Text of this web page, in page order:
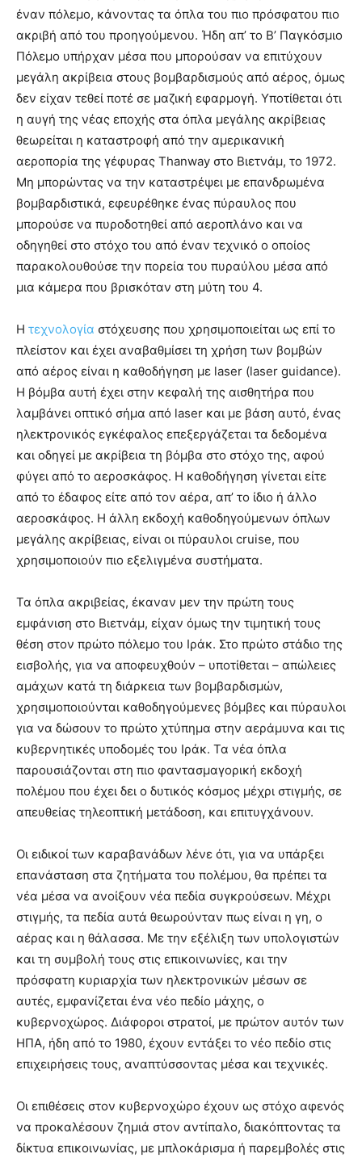
έναν πόλεμο, κάνοντας τα όπλα του πιο πρόσφατου πιο
ακριβή από του προηγούμενου. Ήδη απ’ το Β’ Παγκόσμιο
Πόλεμο υπήρχαν μέσα που μπορούσαν να επιτύχουν
μεγάλη ακρίβεια στους βομβαρδισμούς από αέρος, όμως
δεν είχαν τεθεί ποτέ σε μαζική εφαρμογή. Υποτίθεται ότι
η αυγή της νέας εποχής στα όπλα μεγάλης ακρίβειας
θεωρείται η καταστροφή από την αμερικανική
αεροπορία της γέφυρας Thanway στο Βιετνάμ, το 1972.
Μη μπορώντας να την καταστρέψει με επανδρωμένα
βομβαρδιστικά, εφευρέθηκε ένας πύραυλος που
μπορούσε να πυροδοτηθεί από αεροπλάνο και να
οδηγηθεί στο στόχο του από έναν τεχνικό ο οποίος
παρακολουθούσε την πορεία του πυραύλου μέσα από
μια κάμερα που βρισκόταν στη μύτη του 4.
Η τεχνολογία στόχευσης που χρησιμοποιείται ως επί το
πλείστον και έχει αναβαθμίσει τη χρήση των βομβών
από αέρος είναι η καθοδήγηση με laser (laser guidance).
Η βόμβα αυτή έχει στην κεφαλή της αισθητήρα που
λαμβάνει οπτικό σήμα από laser και με βάση αυτό, ένας
ηλεκτρονικός εγκέφαλος επεξεργάζεται τα δεδομένα
και οδηγεί με ακρίβεια τη βόμβα στο στόχο της, αφού
φύγει από το αεροσκάφος. Η καθοδήγηση γίνεται είτε
από το έδαφος είτε από τον αέρα, απ’ το ίδιο ή άλλο
αεροσκάφος. Η άλλη εκδοχή καθοδηγούμενων όπλων
μεγάλης ακρίβειας, είναι οι πύραυλοι cruise, που
χρησιμοποιούν πιο εξελιγμένα συστήματα.
Τα όπλα ακριβείας, έκαναν μεν την πρώτη τους
εμφάνιση στο Βιετνάμ, είχαν όμως την τιμητική τους
θέση στον πρώτο πόλεμο του Ιράκ. Στο πρώτο στάδιο της
εισβολής, για να αποφευχθούν – υποτίθεται – απώλειες
αμάχων κατά τη διάρκεια των βομβαρδισμών,
χρησιμοποιούνται καθοδηγούμενες βόμβες και πύραυλοι
για να δώσουν το πρώτο χτύπημα στην αεράμυνα και τις
κυβερνητικές υποδομές του Ιράκ. Τα νέα όπλα
παρουσιάζονται στη πιο φαντασμαγορική εκδοχή
πολέμου που έχει δει ο δυτικός κόσμος μέχρι στιγμής, σε
απευθείας τηλεοπτική μετάδοση, και επιτυγχάνουν.
Οι ειδικοί των καραβανάδων λένε ότι, για να υπάρξει
επανάσταση στα ζητήματα του πολέμου, θα πρέπει τα
νέα μέσα να ανοίξουν νέα πεδία συγκρούσεων. Μέχρι
στιγμής, τα πεδία αυτά θεωρούνταν πως είναι η γη, ο
αέρας και η θάλασσα. Με την εξέλιξη των υπολογιστών
και τη συμβολή τους στις επικοινωνίες, και την
πρόσφατη κυριαρχία των ηλεκτρονικών μέσων σε
αυτές, εμφανίζεται ένα νέο πεδίο μάχης, ο
κυβερνοχώρος. Διάφοροι στρατοί, με πρώτον αυτόν των
ΗΠΑ, ήδη από το 1980, έχουν εντάξει το νέο πεδίο στις
επιχειρήσεις τους, αναπτύσσοντας μέσα και τεχνικές.
Οι επιθέσεις στον κυβερνοχώρο έχουν ως στόχο αφενός
να προκαλέσουν ζημιά στον αντίπαλο, διακόπτοντας τα
δίκτυα επικοινωνίας, με μπλοκάρισμα ή παρεμβολές στις